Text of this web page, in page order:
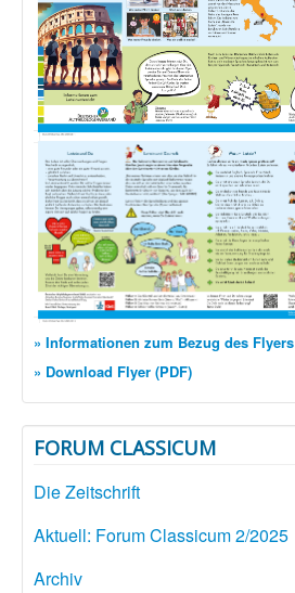
» Informationen zum Bezug des Flyers
» Download Flyer (PDF)
FORUM CLASSICUM
Die Zeitschrift
Aktuell: Forum Classicum 2/2025
Archiv